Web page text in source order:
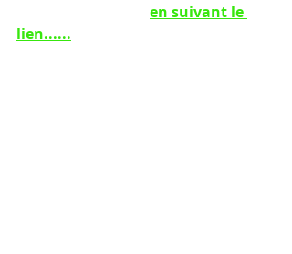
en suivant le
lien......